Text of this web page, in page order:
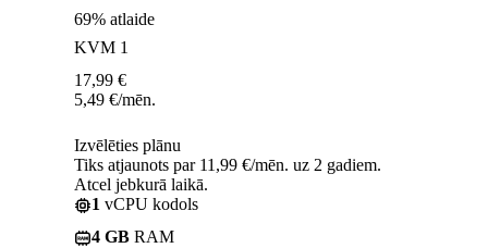
69% atlaide
KVM 1
17,99 €
5,49 €/mēn.
Izvēlēties plānu
Tiks atjaunots par 11,99 €/mēn. uz 2 gadiem.
Atcel jebkurā laikā.
1 vCPU kodols
4 GB RAM